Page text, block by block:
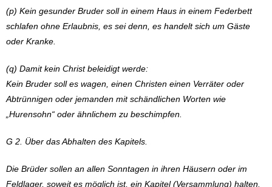
(p) Kein gesunder Bruder soll in einem Haus in einem Federbett
schlafen ohne Erlaubnis, es sei denn, es handelt sich um Gäste
oder Kranke.
(q) Damit kein Christ beleidigt werde:
Kein Bruder soll es wagen, einen Christen einen Verräter oder
Abtrünnigen oder jemanden mit schändlichen Worten wie
„Hurensohn“ oder ähnlichem zu beschimpfen.
G 2. Über das Abhalten des Kapitels.
Die Brüder sollen an allen Sonntagen in ihren Häusern oder im
Feldlager, soweit es möglich ist, ein Kapitel (Versammlung) halten.